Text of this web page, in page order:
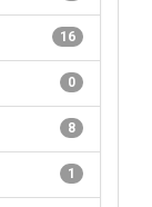
16
0
8
1